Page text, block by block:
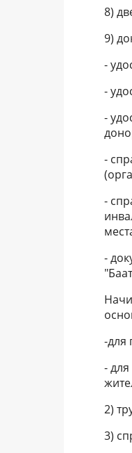
8)
9)
-
-
-
-
-
-
-для
-
2)
3)